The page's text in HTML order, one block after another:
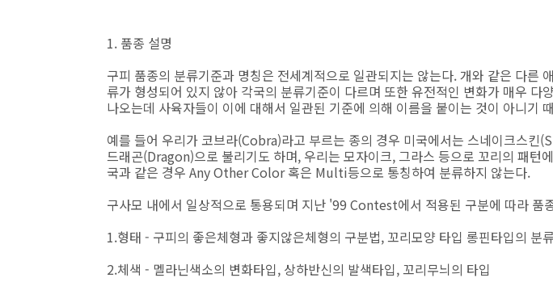
1. 품종 설명
구피 품종의 분류기준과 명칭은 전세계적으로 일관되지는 않는다. 개와 같은 다른
류가 형성되어 있지 않아 각국의 분류기준이 다르며 또한 유전적인 변화가 매우 다
나오는데 사육자들이 이에 대해서 일관된 기준에 의해 이름을 붙이는 것이 아니기
예를 들어 우리가 코브라(Cobra)라고 부르는 종의 경우 미국에서는 스네이크스킨
드래곤(Dragon)으로 불리기도 하며, 우리는 모자이크, 그라스 등으로 꼬리의 패턴
국과 같은 경우 Any Other Color 혹은 Multi등으로 통칭하여 분류하지 않는다.
구사모 내에서 일상적으로 통용되며 지난 '99 Contest에서 적용된 구분에 따라 품
1.형태 - 구피의 좋은체형과 좋지않은체형의 구분법, 꼬리모양 타입 롱핀타입의 분
2.체색 - 멜라닌색소의 변화타입, 상하반신의 발색타입, 꼬리무늬의 타입